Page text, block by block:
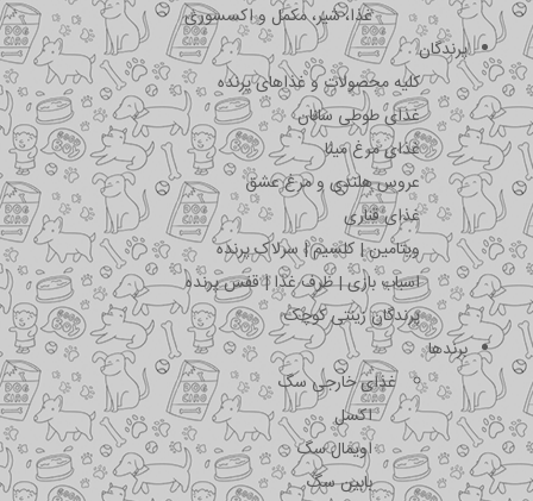
غذا، شیر، مکمل و اکسسوری
پرندگان
کلیه محصولات و غذاهای پرنده
غذای طوطی سانان
غذای مرغ مینا
عروس هلندی و مرغ عشق
غذای قناری
ویتامین | کلسیم | سرلاک پرنده
اسباب بازی | ظرف غذا | قفس پرنده
پرندگان زینتی کوچک
برندها
غذای خارجی سگ
اکسل
اویمال سگ
بابین سگ